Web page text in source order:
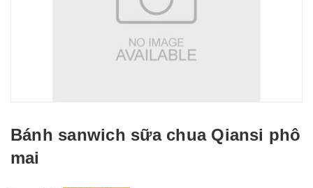
Bánh sanwich sữa chua Qiansi phô
mai